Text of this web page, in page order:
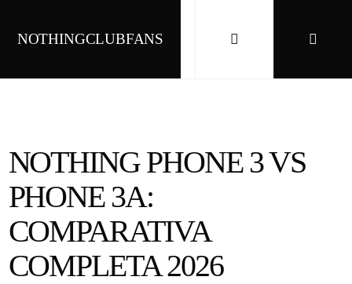
NOTHINGCLUBFANS
NOTHING PHONE 3 VS
PHONE 3A:
COMPARATIVA
COMPLETA 2026